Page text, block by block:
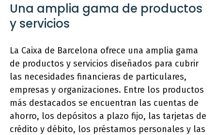
Una amplia gama de productos
y servicios
La Caixa de Barcelona ofrece una amplia gama
de productos y servicios diseñados para cubrir
las necesidades financieras de particulares,
empresas y organizaciones. Entre los productos
más destacados se encuentran las cuentas de
ahorro, los depósitos a plazo fijo, las tarjetas de
crédito y débito, los préstamos personales y las